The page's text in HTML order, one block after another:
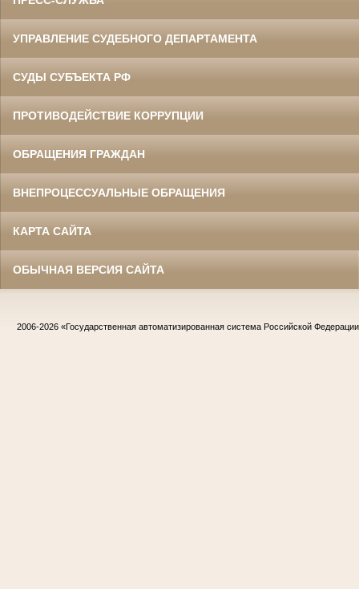
УПРАВЛЕНИЕ СУДЕБНОГО ДЕПАРТАМЕНТА
СУДЫ СУБЪЕКТА РФ
ПРОТИВОДЕЙСТВИЕ КОРРУПЦИИ
ОБРАЩЕНИЯ ГРАЖДАН
ВНЕПРОЦЕССУАЛЬНЫЕ ОБРАЩЕНИЯ
КАРТА САЙТА
ОБЫЧНАЯ ВЕРСИЯ САЙТА
2006-2026 «Государственная автоматизированная система Российской